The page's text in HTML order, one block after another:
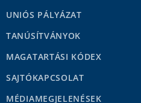
UNIÓS PÁLYÁZAT
TANÚSÍTVÁNYOK
MAGATARTÁSI KÓDEX
SAJTÓKAPCSOLAT
MÉDIAMEGJELENÉSEK